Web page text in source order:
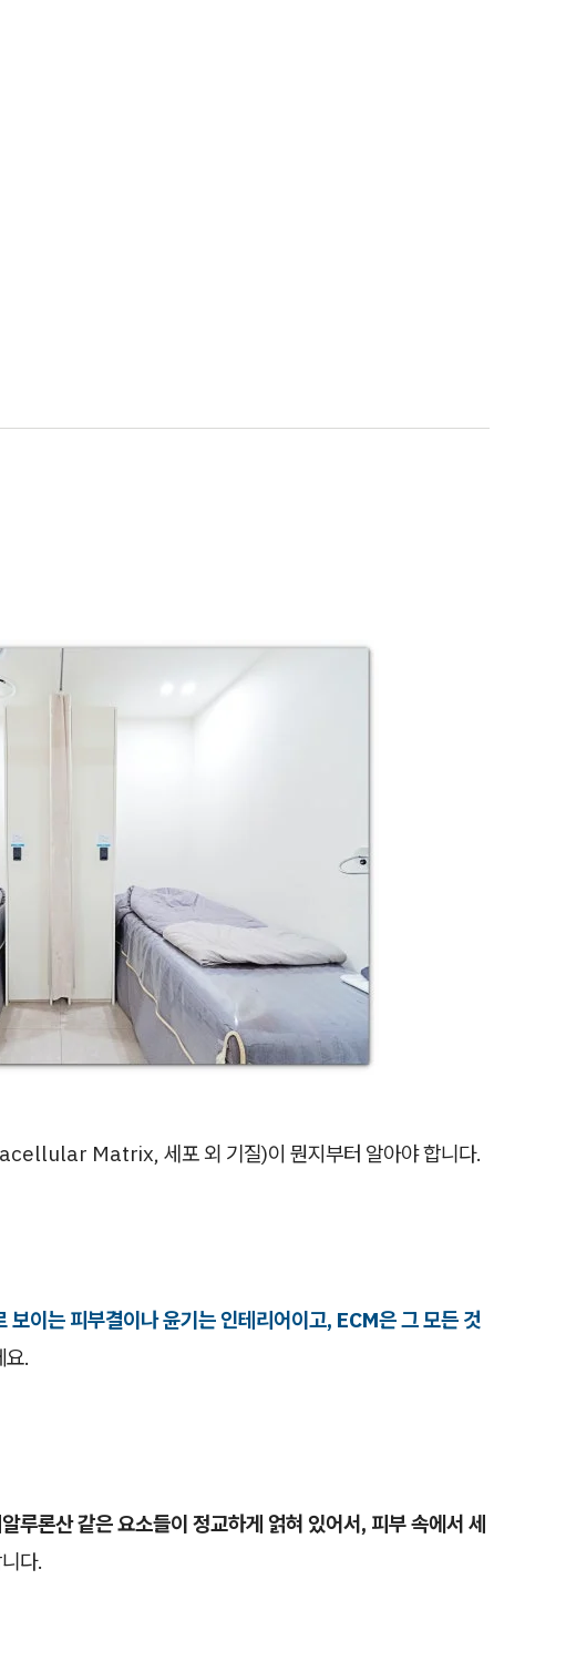
Matrix, 세포 외 기질)이 뭔지부터 알아야 합니다.
보이는 피부결이나 윤기는 인테리어이고, ECM은 그 모든 것
요.
루론산 같은 요소들이 정교하게 얽혀 있어서, 피부 속에서 세
다.